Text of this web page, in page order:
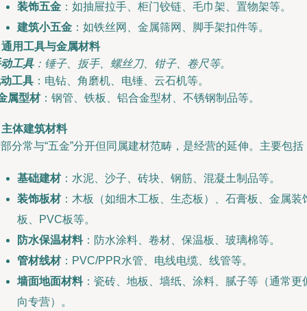
装饰五金 ：如抽屉拉手、柜门铰链、毛巾架、置物架等。
建筑小五金 ：如铁丝网、金属筛网、脚手架扣件等。
用工具与金属材料
工具：锤子、扳手、螺丝刀、钳子、卷尺等。
工具 ：电钻、角磨机、电锤、云石机等。
属型材：钢管、铁板、铝合金型材、不锈钢制品等。
体建筑材料
分常与“五金”分开但同属建材范畴，是经营的延伸。主要包括
基础建材：水泥、沙子、砖块、钢筋、混凝土制品等。
装饰板材：木板（如细木工板、生态板）、石膏板、金属装
板、PVC板等。
防水保温材料：防水涂料、卷材、保温板、玻璃棉等。
管材线材：PVC/PPR水管、电线电缆、线管等。
墙面地面材料：瓷砖、地板、墙纸、涂料、腻子等（通常更
向专营）。